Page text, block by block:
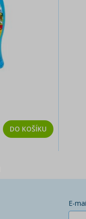
DO KOŠÍKU
E-